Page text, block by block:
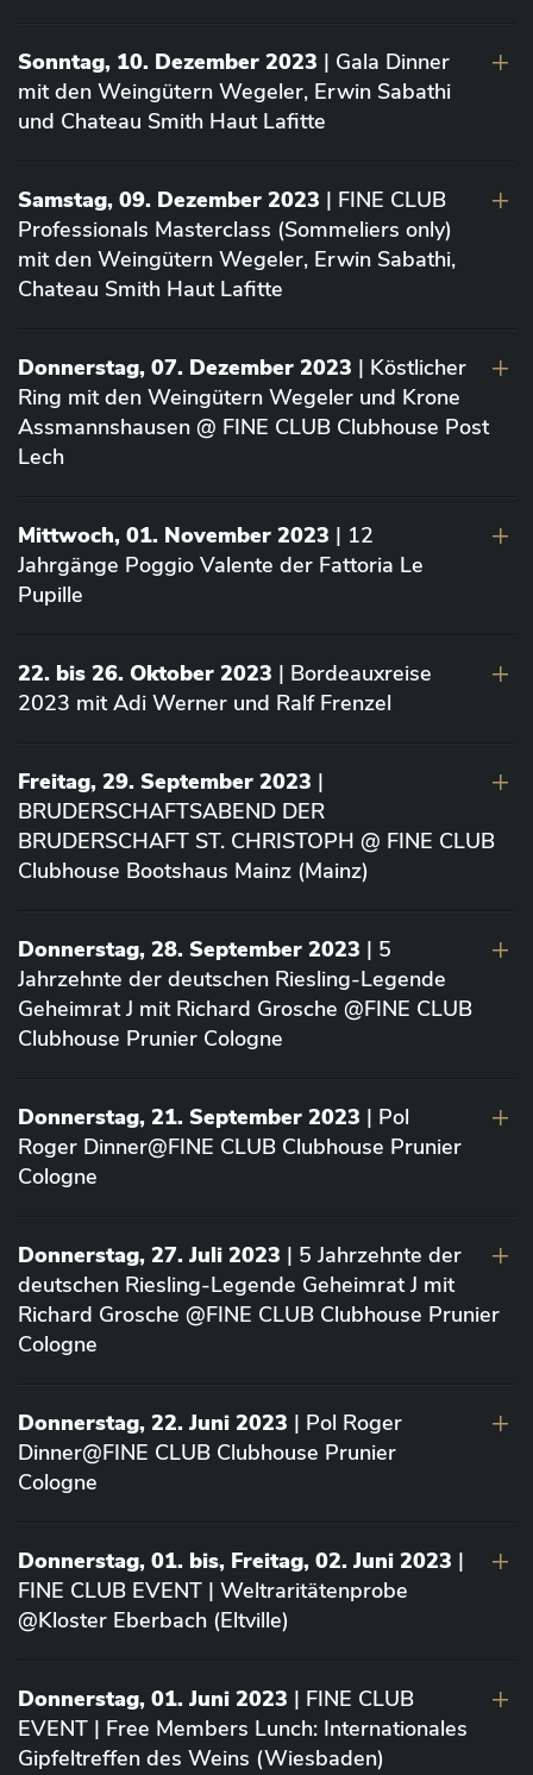
Sonntag, 10. Dezember 2023 | Gala Dinner
mit den Weingütern Wegeler, Erwin Sabathi
und Chateau Smith Haut Lafitte
Samstag, 09. Dezember 2023 | FINE CLUB
Professionals Masterclass (Sommeliers only)
mit den Weingütern Wegeler, Erwin Sabathi,
Chateau Smith Haut Lafitte
Donnerstag, 07. Dezember 2023 | Köstlicher
Ring mit den Weingütern Wegeler und Krone
Assmannshausen @ FINE CLUB Clubhouse Post
Lech
Mittwoch, 01. November 2023 | 12
Jahrgänge Poggio Valente der Fattoria Le
Pupille
22. bis 26. Oktober 2023 | Bordeauxreise
2023 mit Adi Werner und Ralf Frenzel
Freitag, 29. September 2023 |
BRUDERSCHAFTSABEND DER
BRUDERSCHAFT ST. CHRISTOPH @ FINE CLUB
Clubhouse Bootshaus Mainz (Mainz)
Donnerstag, 28. September 2023 | 5
Jahrzehnte der deutschen Riesling-Legende
Geheimrat J mit Richard Grosche @FINE CLUB
Clubhouse Prunier Cologne
Donnerstag, 21. September 2023 | Pol
Roger Dinner@FINE CLUB Clubhouse Prunier
Cologne
Donnerstag, 27. Juli 2023 | 5 Jahrzehnte der
deutschen Riesling-Legende Geheimrat J mit
Richard Grosche @FINE CLUB Clubhouse Prunier
Cologne
Donnerstag, 22. Juni 2023 | Pol Roger
Dinner@FINE CLUB Clubhouse Prunier
Cologne
Donnerstag, 01. bis, Freitag, 02. Juni 2023 |
FINE CLUB EVENT | Weltraritätenprobe
@Kloster Eberbach (Eltville)
Donnerstag, 01. Juni 2023 | FINE CLUB
EVENT | Free Members Lunch: Internationales
Gipfeltreffen des Weins (Wiesbaden)